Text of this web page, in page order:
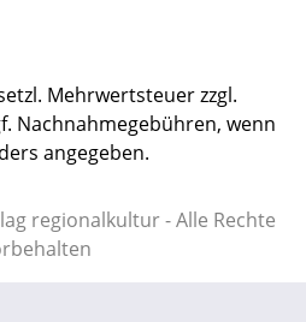
Mehrwertsteuer zzgl.
Nachnahmegebühren, wenn
angegeben.
regionalkultur - Alle Rechte